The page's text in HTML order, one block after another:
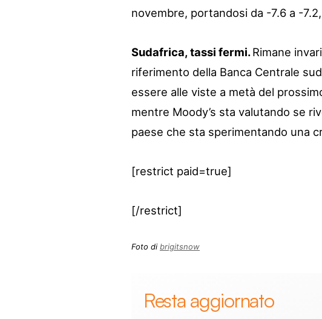
novembre, portandosi da -7.6 a -
Sudafrica, tassi fermi.Rimane
riferimento della Banca Centrale
essere alle viste a metà del
mentre Moody’s sta valutando se
paese che sta sperimentando una
[restrict paid=true]
[/restrict]
Foto di brigitsnow
Resta aggiornato